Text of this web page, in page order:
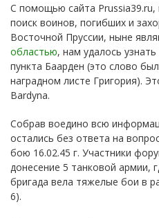
С помощью сайта Prussia39.ru,
поиск воинов, погибших и
Восточной Пруссии, ныне
областью, нам удалось
пункта Баарден (это слово
наградном листе Григория).
Bardyna.
Собрав воедино всю
остались без ответа на
бою 16.02.45 г. Участники
донесение 5 танковой армии,
бригада вела тяжелые бои в
6).